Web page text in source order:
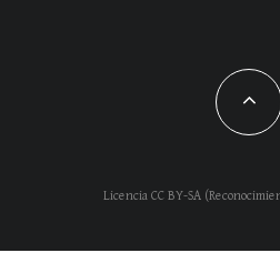
Licencia CC BY-SA